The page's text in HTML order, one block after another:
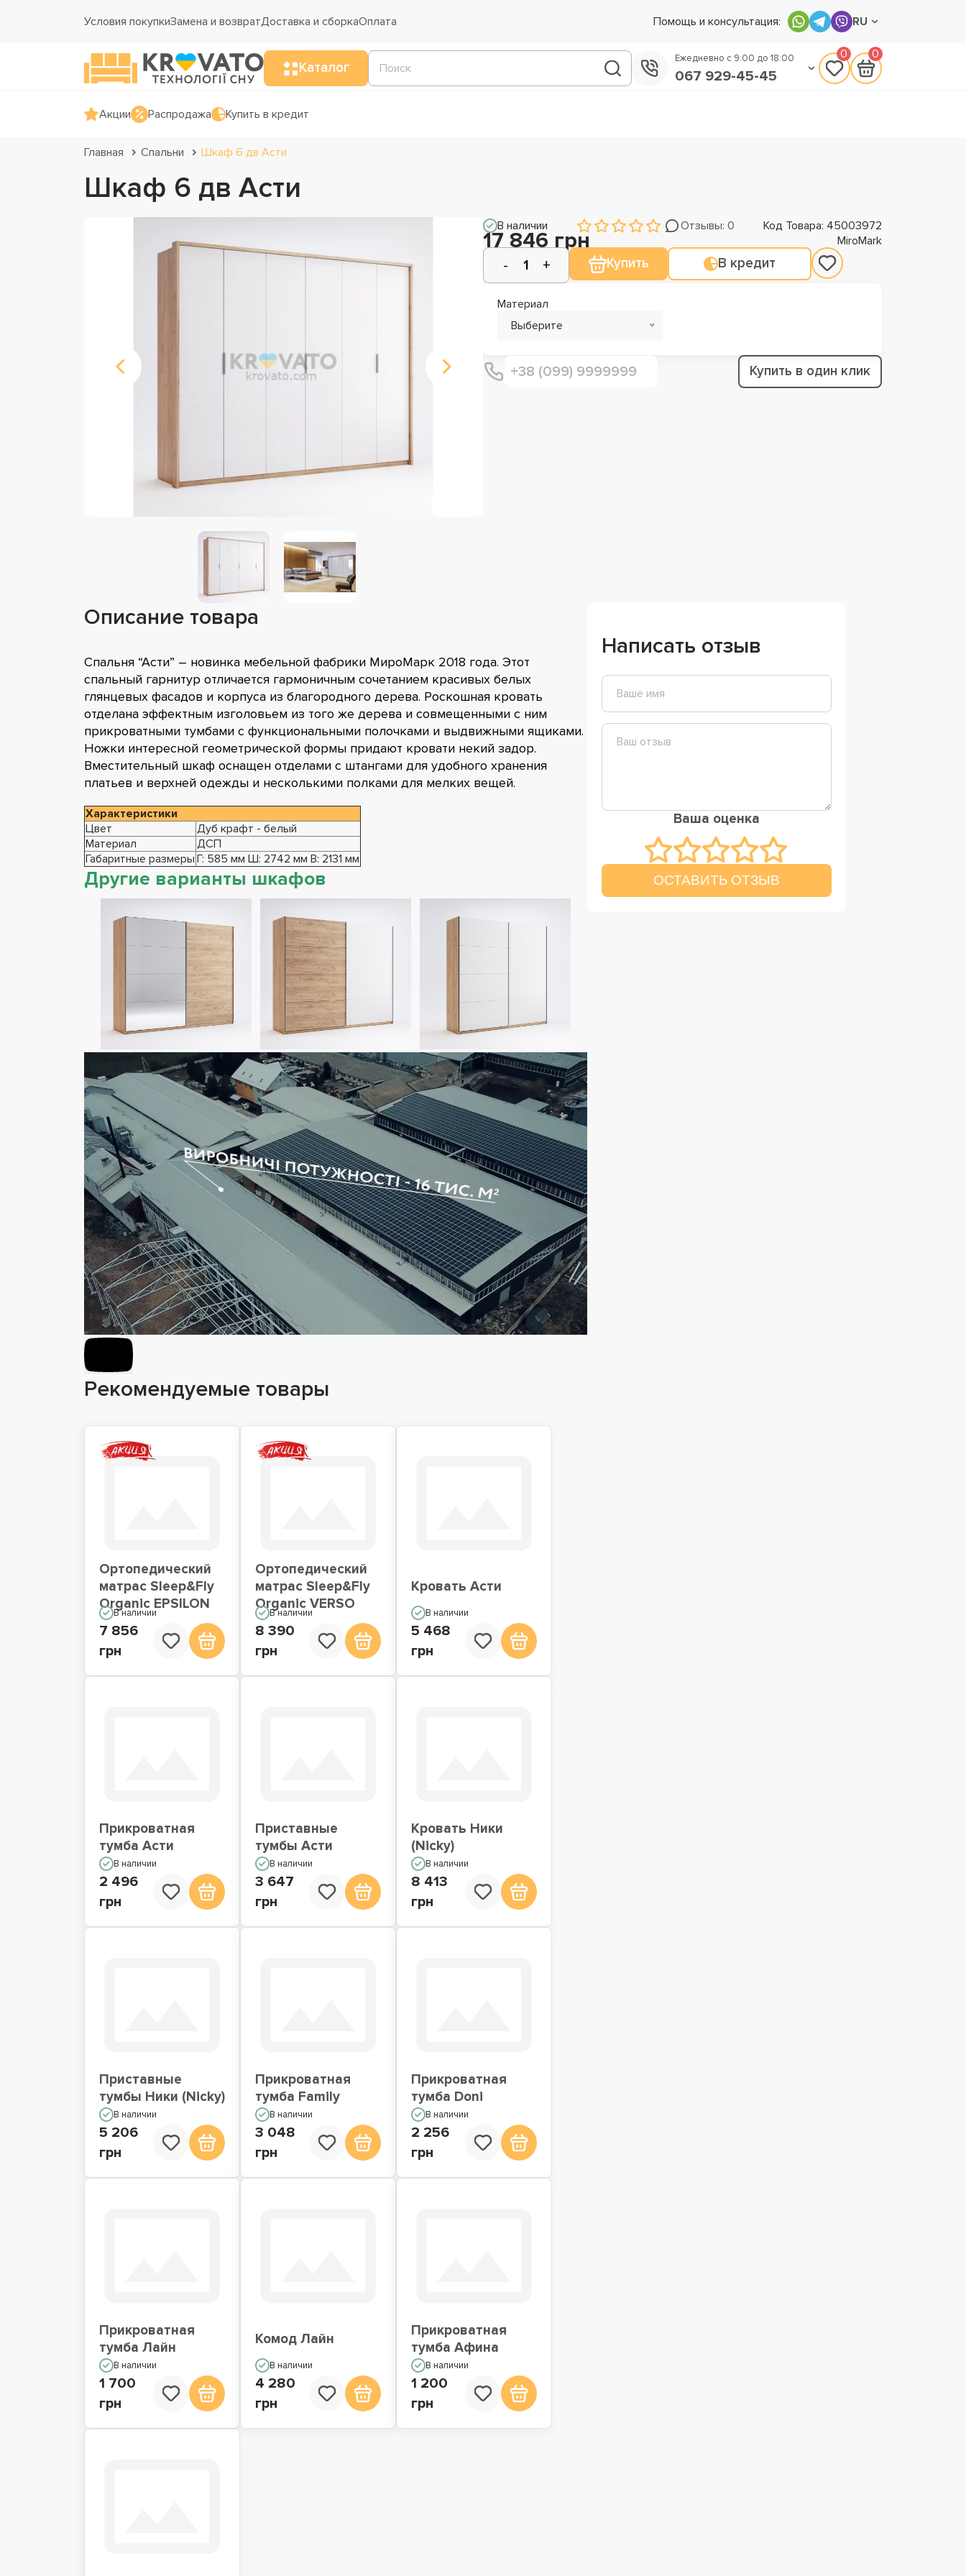
Условия покупкиЗамена и возвратДоставка и сборкаОплата Помощь и консультация: RU
Каталог
Ежедневно с 9:00 до 18:00
067 929-45-45
0 0
Акции Распродажа Купить в кредит
Главная Спальни Шкаф 6 дв Асти
Шкаф 6 дв Асти
В наличии Отзывы: 0 Код Товара: 45003972
17 846 грн MiroMark
Купить В кредит
Материал
Выберите
Купить в один клик
Описание товара
Спальня “Асти” – новинка мебельной фабрики МироМарк 2018 года. Этот
спальный гарнитур отличается гармоничным сочетанием красивых белых
глянцевых фасадов и корпуса из благородного дерева. Роскошная кровать
отделана эффектным изголовьем из того же дерева и совмещенными с ним
прикроватными тумбами с функциональными полочками и выдвижными ящиками.
Ножки интересной геометрической формы придают кровати некий задор.
Вместительный шкаф оснащен отделами с штангами для удобного хранения
платьев и верхней одежды и несколькими полками для мелких вещей.
Характеристики
Цвет
Дуб крафт - белый
Материал
ДСП
Габаритные размеры Г: 585 мм Ш: 2742 мм В: 2131 мм
Другие варианты шкафов
Рекомендуемые товары
Ортопедический
матрас Sleep&Fly
Organic EPSILON
В наличии
7 856
грн
Ортопедический
матрас Sleep&Fly
Organic VERSO
В наличии
8 390
грн
Кровать Асти
В наличии
5 468
грн
Прикроватная
тумба Асти
В наличии
2 496
грн
Приставные
тумбы Асти
В наличии
3 647
грн
Кровать Ники
(Nicky)
В наличии
8 413
грн
Приставные
тумбы Ники (Nicky)
В наличии
5 206
грн
Прикроватная
тумба Family
В наличии
3 048
грн
Прикроватная
тумба Doni
В наличии
2 256
грн
Прикроватная
тумба Лайн
В наличии
1 700
грн
Комод Лайн
В наличии
4 280
грн
Прикроватная
тумба Афина
В наличии
1 200
грн
Написать отзыв
Ваша оценка
ОСТАВИТЬ ОТЗЫВ